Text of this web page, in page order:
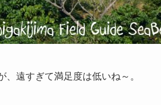
遠すぎて満足度は低いね～。